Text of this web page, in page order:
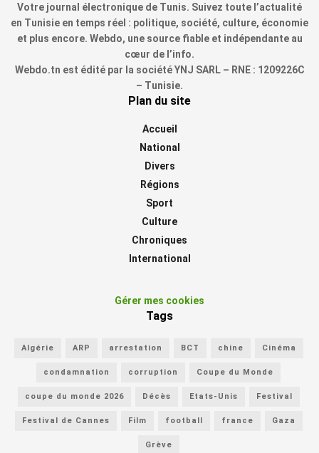
Votre journal électronique de Tunis. Suivez toute l’actualité
en Tunisie en temps réel : politique, société, culture, économie
et plus encore. Webdo, une source fiable et indépendante au
cœur de l’info.
Webdo.tn est édité par la société YNJ SARL – RNE : 1209226C
– Tunisie.
Plan du site
Accueil
National
Divers
Régions
Sport
Culture
Chroniques
International
Gérer mes cookies
Tags
Algérie ARP arrestation BCT chine Cinéma
condamnation corruption Coupe du Monde
coupe du monde 2026 Décès Etats-Unis Festival
Festival de Cannes Film football france Gaza
Grève